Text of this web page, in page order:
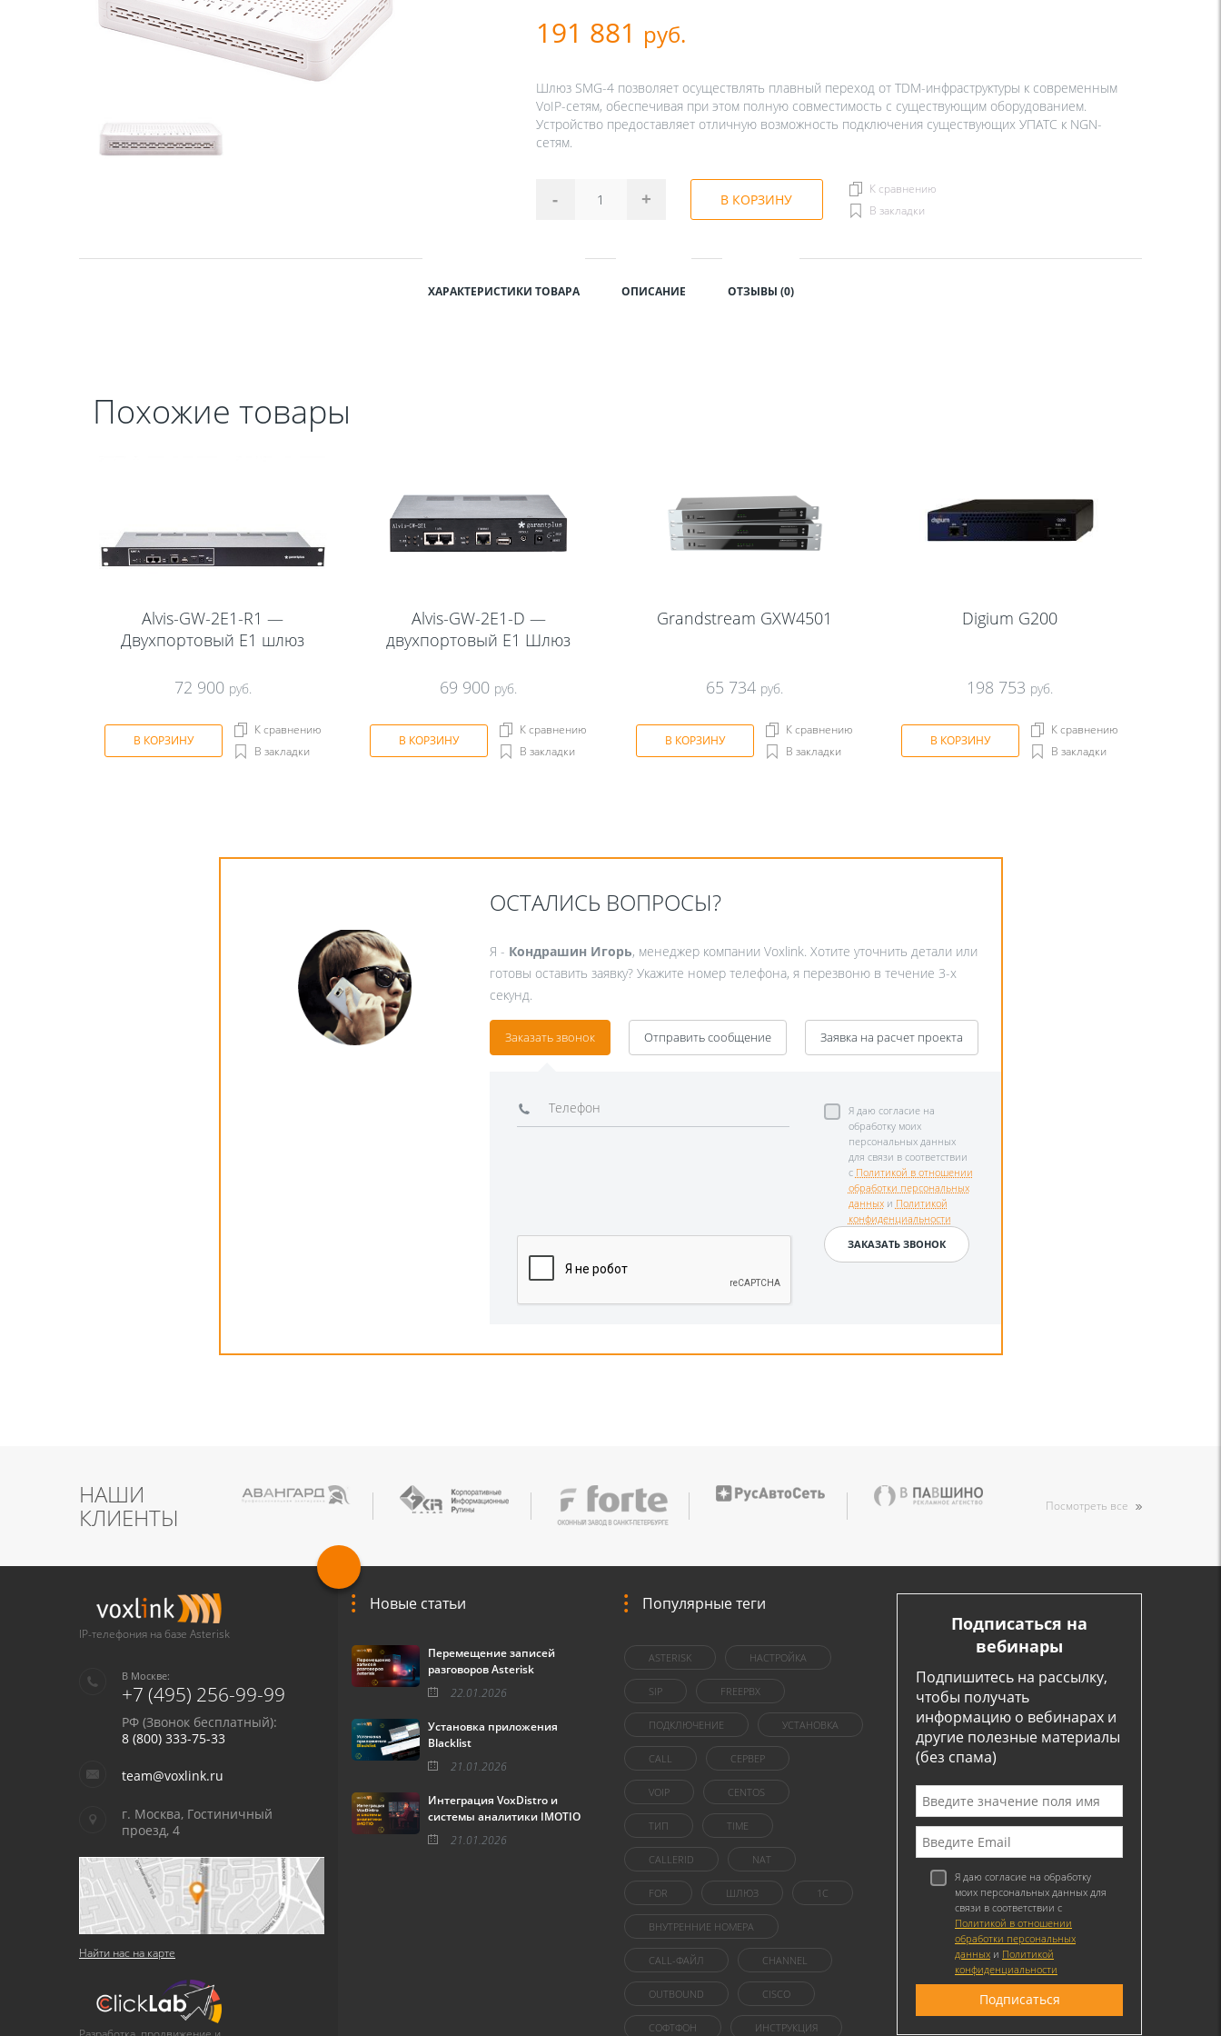
191 881 руб.
Шлюз SMG-4 позволяет осуществлять плавный переход от TDM-инфраструктуры к современным
VoIP-сетям, обеспечивая при этом полную совместимость с существующим оборудованием.
Устройство предоставляет отличную возможность подключения существующих УПАТС к NGN-
сетям.
- + В КОРЗИНУ
К сравнению
В закладки
ХАРАКТЕРИСТИКИ ТОВАРА ОПИСАНИЕ ОТЗЫВЫ (0)
Похожие товары
Alvis-GW-2E1-R1 —
Двухпортовый Е1 шлюз
72 900 руб.
В КОРЗИНУ
К сравнению
В закладки
Alvis-GW-2E1-D —
двухпортовый Е1 Шлюз
69 900 руб.
В КОРЗИНУ
К сравнению
В закладки
Grandstream GXW4501
65 734 руб.
В КОРЗИНУ
К сравнению
В закладки
Digium G200
198 753 руб.
В КОРЗИНУ
К сравнению
В закладки
ОСТАЛИСЬ ВОПРОСЫ?
Я - Кондрашин Игорь, менеджер компании Voxlink. Хотите уточнить детали или
готовы оставить заявку? Укажите номер телефона, я перезвоню в течение 3-х
секунд.
Заказать звонок
Я даю согласие на
обработку моих
персональных данных
для связи в соответствии
с Политикой в отношении
обработки персональных
данныхи Политикой
конфиденциальности
Отправить сообщение Заявка на расчет проекта
НАШИ
КЛИЕНТЫ Посмотреть все
IP-телефония на базе Asterisk
В Москве:
+7 (495) 256-99-99
РФ (Звонок бесплатный):
8 (800) 333-75-33
team@voxlink.ru
г. Москва, Гостиничный
проезд, 4
Найти нас на карте
Новые статьи
Перемещение записей
разговоров Asterisk
22.01.2026
Установка приложения
Blacklist
21.01.2026
Интеграция VoxDistro и
системы аналитики IMOTIO
21.01.2026
Популярные теги
ASTERISK НАСТРОЙКА
SIP FREEPBX
ПОДКЛЮЧЕНИЕ УСТАНОВКА
CALL СЕРВЕР
VOIP CENTOS
ТИП TIME
CALLERID NAT
FOR ШЛЮЗ 1C
ВНУТРЕННИЕ НОМЕРА
CALL-ФАЙЛ CHANNEL
OUTBOUND CISCO
СОФТФОН ИНСТРУКЦИЯ
Подписаться на
вебинары
Подпишитесь на рассылку,
чтобы получать
информацию о вебинарах и
другие полезные материалы
(без спама)
Я даю согласие на обработку
моих персональных данных для
связи в соответствии с
Политикой в отношении
обработки персональных
данных и Политикой
конфиденциальности